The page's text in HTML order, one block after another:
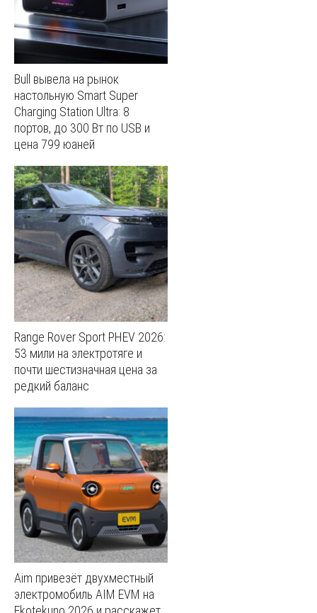
Bull вывела на рынок
настольную Smart Super
Charging Station Ultra: 8
портов, до 300 Вт по USB и
цена 799 юаней
Range Rover Sport PHEV 2026:
53 мили на электротяге и
почти шестизначная цена за
редкий баланс
Aim привезёт двухместный
электромобиль AIM EVM на